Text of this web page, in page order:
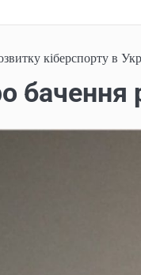
кіберспорту в